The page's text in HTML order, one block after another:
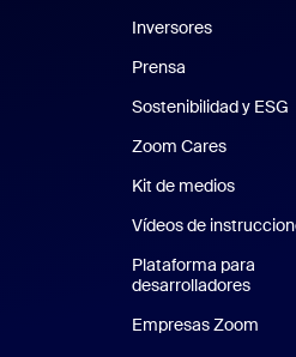
Inversores
Prensa
Sostenibilidad y ESG
Zoom Cares
Kit de medios
Vídeos de
Plataforma para
desarrolladores
Empresas Zoom